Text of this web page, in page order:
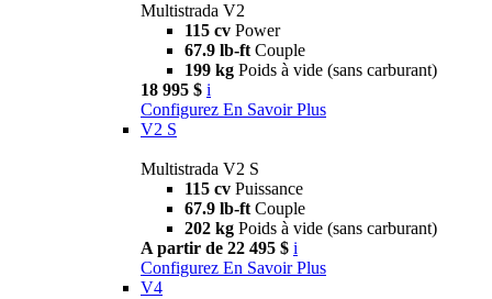
Multistrada V2
115 cv Power
67.9 lb-ft Couple
199 kg Poids à vide (sans carburant)
18 995 $ i
Configurez En Savoir Plus
V2 S
Multistrada V2 S
115 cv Puissance
67.9 lb-ft Couple
202 kg Poids à vide (sans carburant)
A partir de 22 495 $ i
Configurez En Savoir Plus
V4